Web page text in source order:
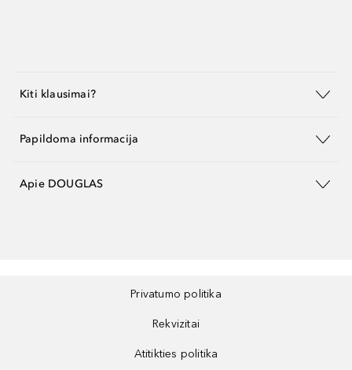
Kiti klausimai?
Papildoma informacija
Apie DOUGLAS
Privatumo politika
Rekvizitai
Atitikties politika